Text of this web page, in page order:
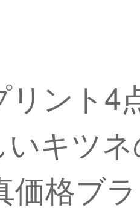
ント4
キツ
格ブ